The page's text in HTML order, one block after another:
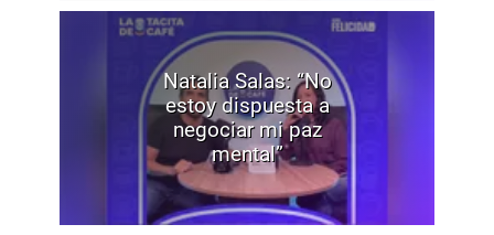
Natalia Salas: “No
estoy dispuesta a
negociar mi paz
mental”